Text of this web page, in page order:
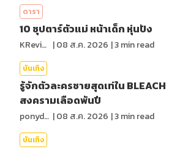
ดารา
10 ซุปตาร์ตัวแม่ หน้าเด็ก หุ่นปัง
KReview |08 ส.ค. 2026 |3min read
บันเทิง
รู้จักตัวละครชายสุดเท่ใน BLEACH
สงครามเลือดพันปี
ponydiary |08 ส.ค. 2026 |3min read
บันเทิง